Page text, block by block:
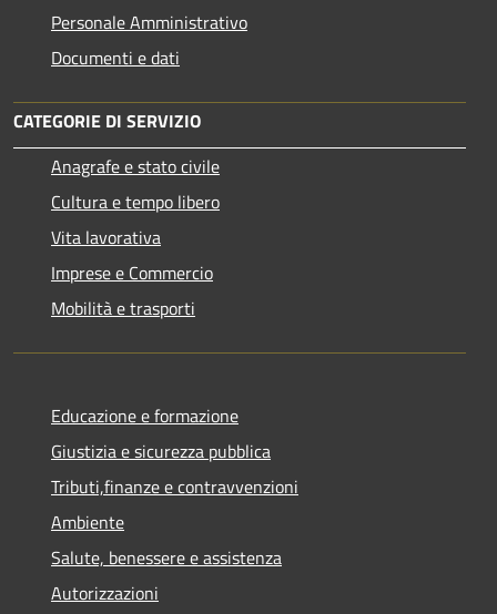
Personale Amministrativo
Documenti e dati
CATEGORIE DI SERVIZIO
Anagrafe e stato civile
Cultura e tempo libero
Vita lavorativa
Imprese e Commercio
Mobilità e trasporti
Educazione e formazione
Giustizia e sicurezza pubblica
Tributi,finanze e contravvenzioni
Ambiente
Salute, benessere e assistenza
Autorizzazioni